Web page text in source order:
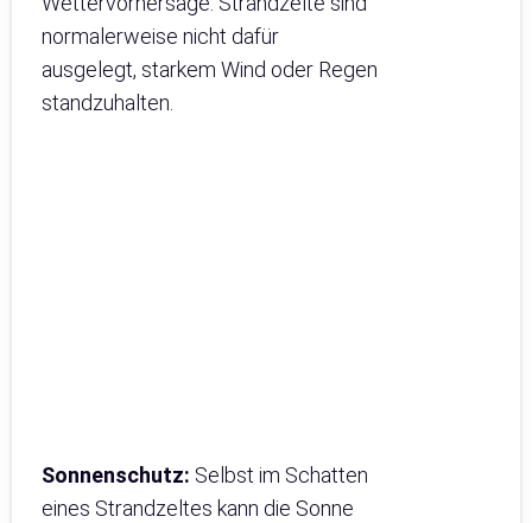
normalerweise nicht dafür
ausgelegt, starkem Wind oder Regen
standzuhalten.
Sonnenschutz: Selbst im Schatten
eines Strandzeltes kann die Sonne